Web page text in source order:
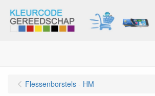
Flessenborstels - HM